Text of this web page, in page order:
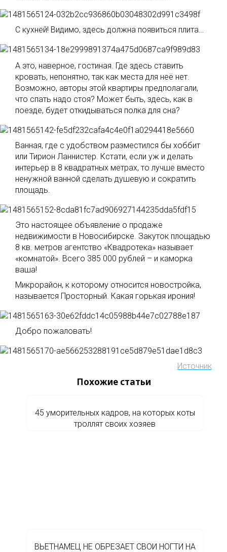
С кухней! Видимо, здесь должна появиться плита…
А это, наверное, гостиная. Где здесь ставить
кровать, непонятно, так как места для неё нет.
Возможно, авторы этой квартиры предполагали,
что спать надо стоя? Может быть, здесь, как в
поезде, будет откидываться полка для сна?
Ванная, где с удобством разместился бы хоббит
или Тирион Ланнистер. Кстати, если уж и делать
интерьер в 8 квадратных метрах, то лучше вместо
ненужной ванной сделать душевую и сократить
площадь.
Это настоящее объявление о продаже
недвижимости в Новосибирске. Закуток площадью
8 кв. метров агентство «Квадротека» называет
«комнатой». Всего 385 000 рублей – и каморка
ваша!
Микрорайон, к которому относится новостройка,
называется Просторный. Какая горькая ирония!
Добро пожаловать!
Источник
Похожие статьи
45 уморительных кадров, на которых коты
троллят своих хозяев
ВЬЕТНАМЕЦ НЕ ОБРЕЗАЕТ СВОИ НОГТИ НА